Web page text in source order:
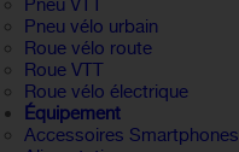
Pneu VTT
Pneu vélo urbain
Roue vélo route
Roue VTT
Roue vélo électrique
Équipement
Accessoires Smartphones